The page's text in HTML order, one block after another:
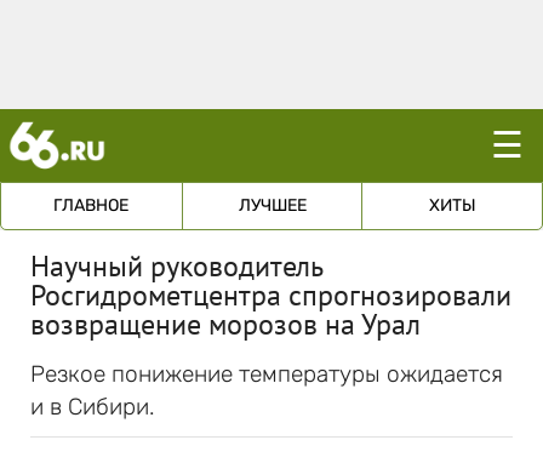
☰
ГЛАВНОЕ ЛУЧШЕЕ ХИТЫ
Научный руководитель
Росгидрометцентра спрогнозировали
возвращение морозов на Урал
Резкое понижение температуры ожидается
и в Сибири.